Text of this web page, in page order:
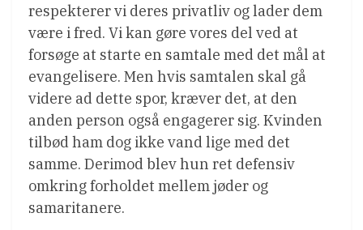
respekterer vi deres privatliv og lader dem
være i fred. Vi kan gøre vores del ved at
forsøge at starte en samtale med det mål at
evangelisere. Men hvis samtalen skal gå
videre ad dette spor, kræver det, at den
anden person også engagerer sig. Kvinden
tilbød ham dog ikke vand lige med det
samme. Derimod blev hun ret defensiv
omkring forholdet mellem jøder og
samaritanere.